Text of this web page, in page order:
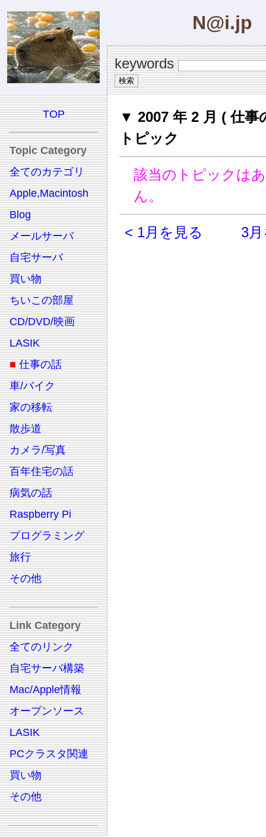
N@i.jp
keywords
TOP
Topic Category
全てのカテゴリ
Apple,Macintosh
Blog
メールサーバ
自宅サーバ
買い物
ちいこの部屋
CD/DVD/映画
LASIK
■ 仕事の話
車/バイク
家の移転
散歩道
カメラ/写真
百年住宅の話
病気の話
Raspberry Pi
プログラミング
旅行
その他
Link Category
全てのリンク
自宅サーバ構築
Mac/Apple情報
オープンソース
LASIK
PCクラスタ関連
買い物
その他
▼ 2007 年 2 月 ( 仕事
トピック
該当のトピックは
ん。
< 1月を見る 3